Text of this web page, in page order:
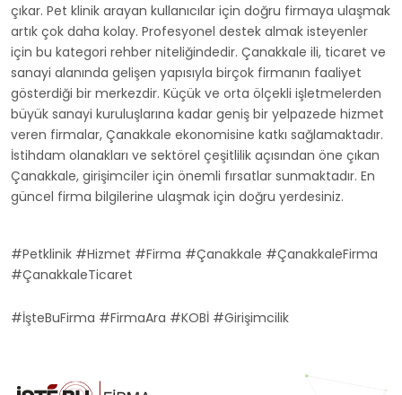
çıkar. Pet klinik arayan kullanıcılar için doğru firmaya ulaşmak
artık çok daha kolay. Profesyonel destek almak isteyenler
için bu kategori rehber niteliğindedir. Çanakkale ili, ticaret ve
sanayi alanında gelişen yapısıyla birçok firmanın faaliyet
gösterdiği bir merkezdir. Küçük ve orta ölçekli işletmelerden
büyük sanayi kuruluşlarına kadar geniş bir yelpazede hizmet
veren firmalar, Çanakkale ekonomisine katkı sağlamaktadır.
İstihdam olanakları ve sektörel çeşitlilik açısından öne çıkan
Çanakkale, girişimciler için önemli fırsatlar sunmaktadır. En
güncel firma bilgilerine ulaşmak için doğru yerdesiniz.
#Petklinik #Hizmet #Firma #Çanakkale #ÇanakkaleFirma
#ÇanakkaleTicaret
#İşteBuFirma #FirmaAra #KOBİ #Girişimcilik